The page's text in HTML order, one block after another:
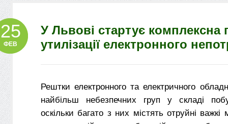
У Львові стартує комплексна
утилізації електронного
25
ФЕВ
Рештки електронного та електричного
найбільш небезпечних груп у складі
оскільки багато з них містять отруйні